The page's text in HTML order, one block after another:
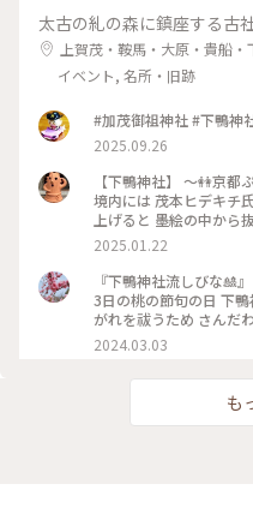
太古の糺の森に鎮座する古
上賀茂・鞍馬・大原・貴船・
イベント, 名所・旧跡
2025.09.26
【下鴨神社】 〜👭京
境内には 茂本ヒデキチ
上げると 墨絵の中から
ワーを感じ見入ってし
下鴨神社
2025.01.22
『下鴨神社流しびな🎎
3日の桃の節句の日 下
がれを祓うため さんだ
川にひな人形を流しま
予定だったので なんと
たくさんの人垣で 流し
最後ごろ少しだけ お内
ことができました🎎😆
2024.03.03
も